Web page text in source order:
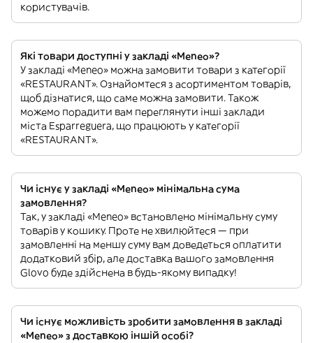
користувачів.
Які товари доступні у закладі «Meneo»?
У закладі «Meneo» можна замовити товари з категорії
«RESTAURANT». Ознайомтеся з асортиментом товарів,
щоб дізнатися, що саме можна замовити. Також
можемо порадити вам переглянути інші заклади
міста Esparreguera, що працюють у категорії
«RESTAURANT».
Чи існує у закладі «Meneo» мінімальна сума
замовлення?
Так, у закладі «Meneo» встановлено мінімальну суму
товарів у кошику. Проте не хвилюйтеся — при
замовленні на меншу суму вам доведеться оплатити
додатковий збір, але доставка вашого замовлення
Glovo буде здійснена в будь-якому випадку!
Чи існує можливість зробити замовлення в закладі
«Meneo» з доставкою іншій особі?